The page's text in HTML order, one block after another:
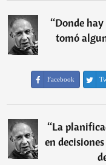
“Donde
tomó
Facebook
“La
en